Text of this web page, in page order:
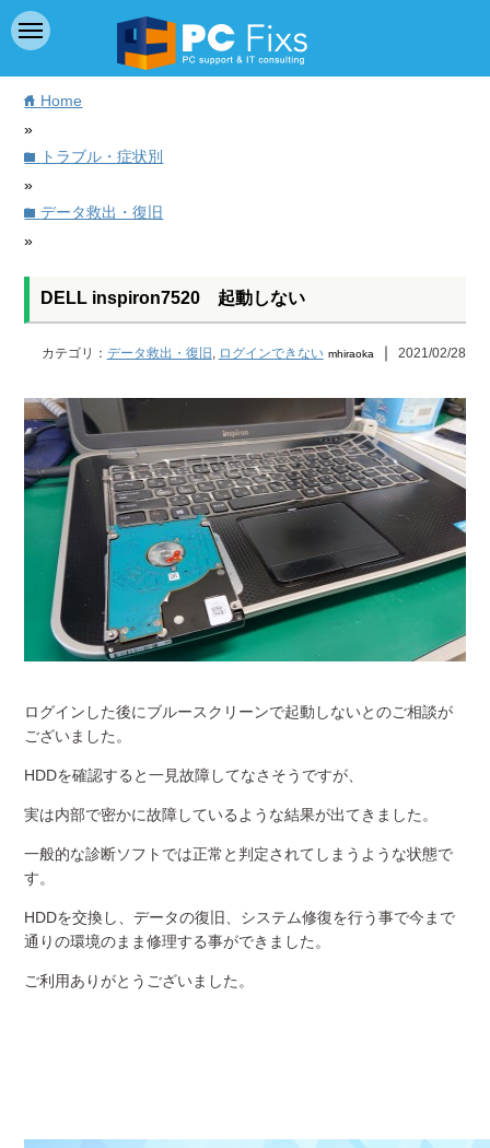
home Home
»
folder
トラブル・症状別
»
folderデータ救出・復旧
»
DELL inspiron7520 起動しない
カテゴリ： データ救出・復旧 , ログインできない mhiraoka ｜ 2021/02/28
ログインした後にブルースクリーンで起動しないとのご相談が
ございました。
HDDを確認すると一見故障してなさそうですが、
実は内部で密かに故障しているような結果が出てきました。
一般的な診断ソフトでは正常と判定されてしまうような状態で
す。
HDDを交換し、データの復旧、システム修復を行う事で今まで
通りの環境のまま修理する事ができました。
ご利用ありがとうございました。